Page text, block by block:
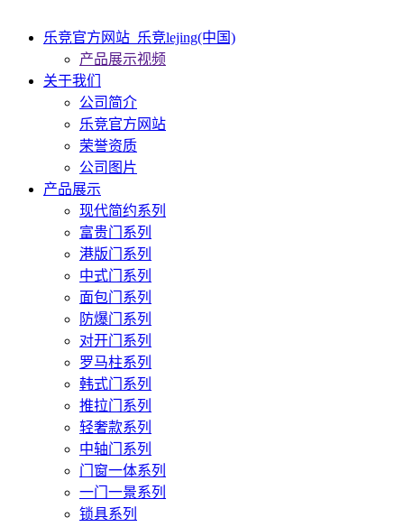
乐竞官方网站_乐竞lejing(中国)
产品展示视频
关于我们
公司简介
乐竞官方网站
荣誉资质
公司图片
产品展示
现代简约系列
富贵门系列
港版门系列
中式门系列
面包门系列
防爆门系列
对开门系列
罗马柱系列
韩式门系列
推拉门系列
轻奢款系列
中轴门系列
门窗一体系列
一门一景系列
锁具系列